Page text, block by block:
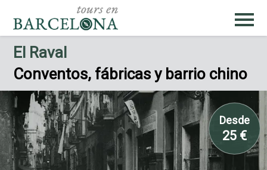
El Raval
Conventos, fábricas y barrio chino
Desde
25 €